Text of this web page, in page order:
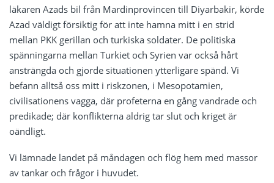
läkaren Azads bil från Mardinprovincen till Diyarbakir, körde
Azad väldigt försiktig för att inte hamna mitt i en strid
mellan PKK gerillan och turkiska soldater. De politiska
spänningarna mellan Turkiet och Syrien var också hårt
ansträngda och gjorde situationen ytterligare spänd. Vi
befann alltså oss mitt i riskzonen, i Mesopotamien,
civilisationens vagga, där profeterna en gång vandrade och
predikade; där konflikterna aldrig tar slut och kriget är
oändligt.
Vi lämnade landet på måndagen och flög hem med massor
av tankar och frågor i huvudet.